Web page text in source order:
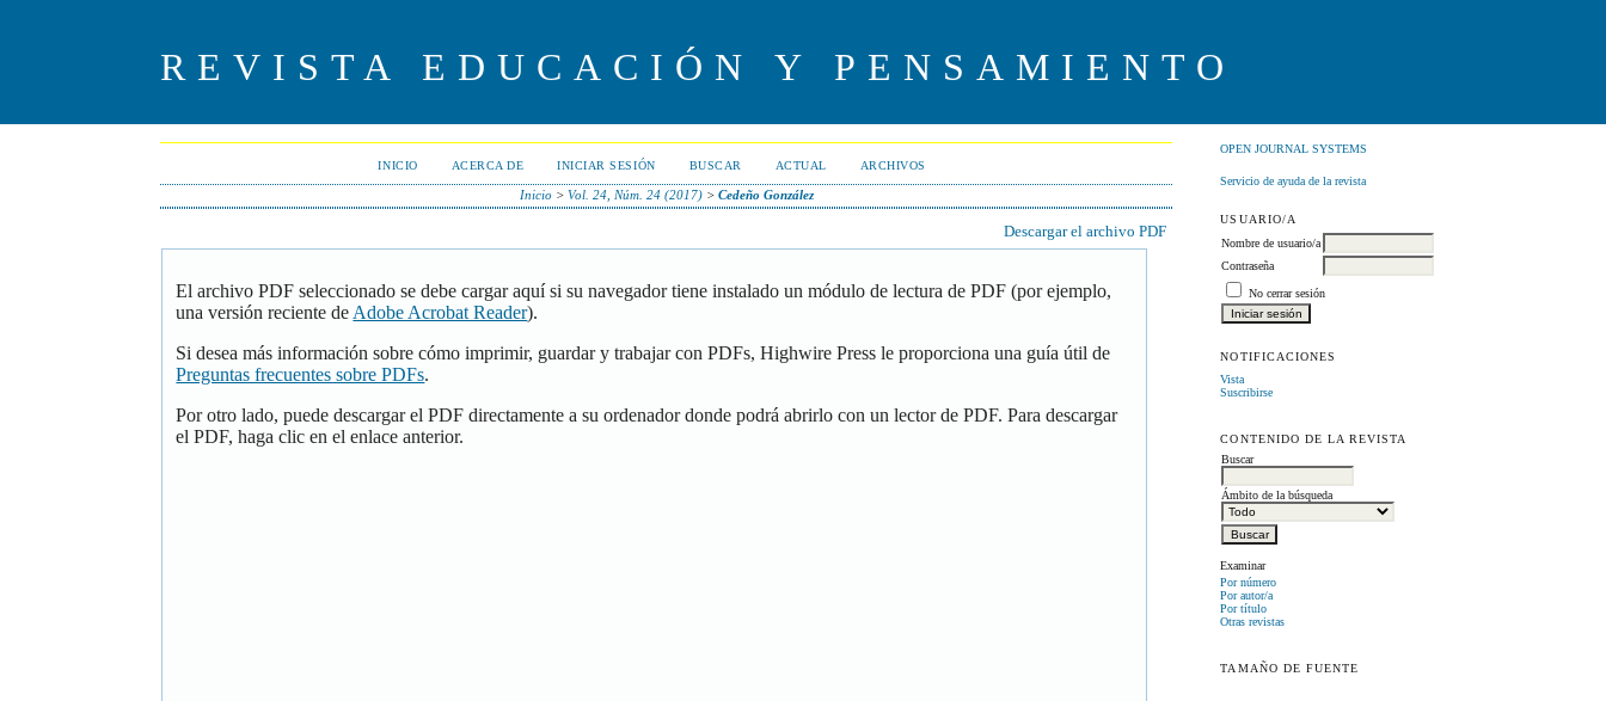
REVISTA EDUCACIÓN Y PENSAMIENTO
OPEN JOURNAL SYSTEMS
Servicio de ayuda de la revista
USUARIO/A
Nombre de usuario/a
Contraseña
No cerrar sesión
NOTIFICACIONES
Vista
Suscribirse
CONTENIDO DE LA REVISTA
Buscar
Ámbito de la búsqueda
Examinar
Por número
Por autor/a
Por título
Otras revistas
TAMAÑO DE FUENTE
INICIO ACERCA DE INICIAR SESIÓN BUSCAR ACTUAL ARCHIVOS
Inicio> Vol. 24, Núm. 24 (2017)> Cedeño González
Descargar el archivo PDF
El archivo PDF seleccionado se debe cargar aquí si su navegador tiene instalado un módulo de lectura de PDF (por ejemplo,
una versión reciente de Adobe Acrobat Reader).
Si desea más información sobre cómo imprimir, guardar y trabajar con PDFs, Highwire Press le proporciona una guía útil de
Preguntas frecuentes sobre PDFs.
Por otro lado, puede descargar el PDF directamente a su ordenador donde podrá abrirlo con un lector de PDF. Para descargar
el PDF, haga clic en el enlace anterior.